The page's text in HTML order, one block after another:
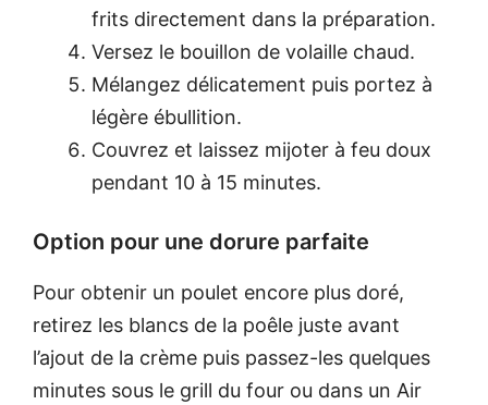
frits directement dans la préparation.
Versez le bouillon de volaille chaud.
Mélangez délicatement puis portez à
légère ébullition.
Couvrez et laissez mijoter à feu doux
pendant 10 à 15 minutes.
Option pour une dorure parfaite
Pour obtenir un poulet encore plus doré,
retirez les blancs de la poêle juste avant
l’ajout de la crème puis passez-les quelques
minutes sous le grill du four ou dans un Air